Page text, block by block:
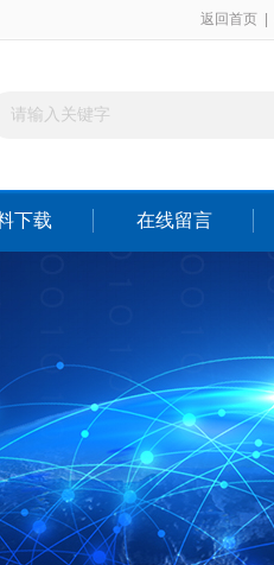
返回首页
下载 在线留言